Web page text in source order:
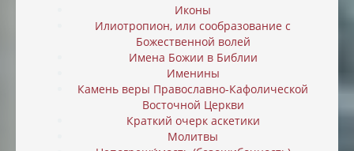
Иконы
Илиотропион, или cообразование с
Божественной волей
Имена Божии в Библии
Именины
Камень веры Православно-Кафолической
Восточной Церкви
Краткий очерк аскетики
Молитвы